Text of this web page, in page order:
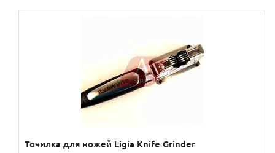
Точилка для ножей Ligia Knife Grinder